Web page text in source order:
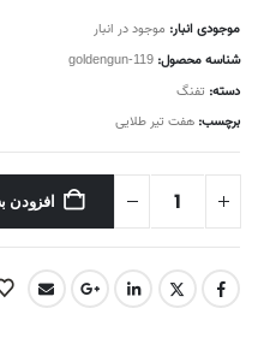
موجودی انبار: موجود در انبار
شناسه محصول: goldengun-119
دسته: تفنگ
برچسب: هفت تیر طلایی
افزودن